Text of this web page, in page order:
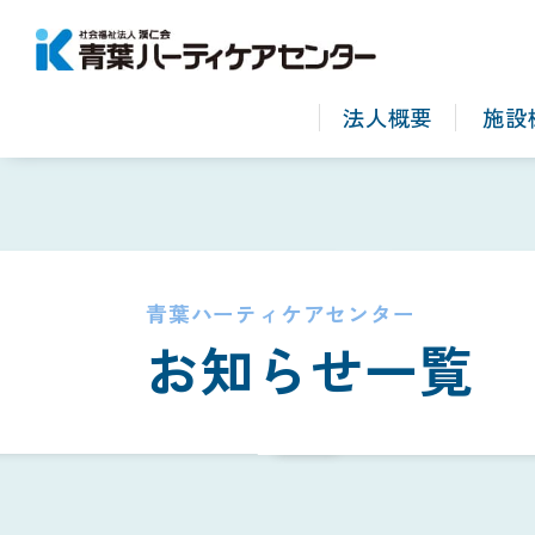
法人概要 施設
青葉ハーティケアセンター
お知らせ一覧